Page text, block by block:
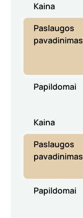
Kaina
Paslaugos
pavadinimas
Papildomai
Kaina
Paslaugos
pavadinimas
Papildomai